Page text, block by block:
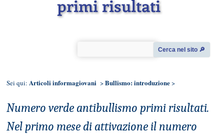
primi risultati
Cerca nel sito 🔎︎
Sei qui: Articoli informagiovani >Bullismo: introduzione>
Numero verde antibullismo primi risultati.
Nel primo mese di attivazione il numero